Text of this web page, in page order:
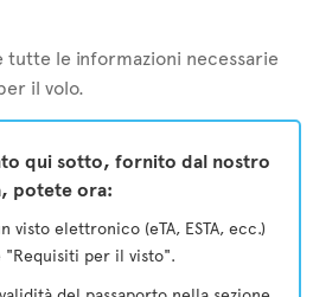
tutte le informazioni necessarie
il volo.
qui sotto, fornito dal nostro
potete ora:
visto elettronico (eTA, ESTA, ecc.)
"Requisiti per il visto".